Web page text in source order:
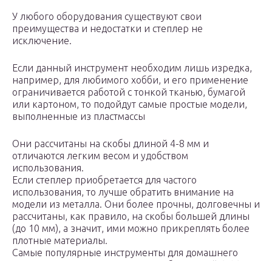
У любого оборудования существуют свои
преимущества и недостатки и степлер не
исключение.
Если данный инструмент необходим лишь изредка,
например, для любимого хобби, и его применение
ограничивается работой с тонкой тканью, бумагой
или картоном, то подойдут самые простые модели,
выполненные из пластмассы
Они рассчитаны на скобы длиной 4-8 мм и
отличаются легким весом и удобством
использования.
Если степлер приобретается для частого
использования, то лучше обратить внимание на
модели из металла. Они более прочны, долговечны и
рассчитаны, как правило, на скобы большей длины
(до 10 мм), а значит, ими можно прикреплять более
плотные материалы.
Самые популярные инструменты для домашнего